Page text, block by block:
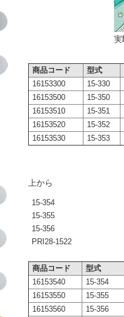
実
商品コード 型式
16153300
15-330
16153500
15-350
16153510
15-351
16153520
15-352
16153530
15-353
上から
15-354
15-355
15-356
PRI28-1522
商品コード 型式
16153540
15-354
16153550
15-355
16153560
15-356